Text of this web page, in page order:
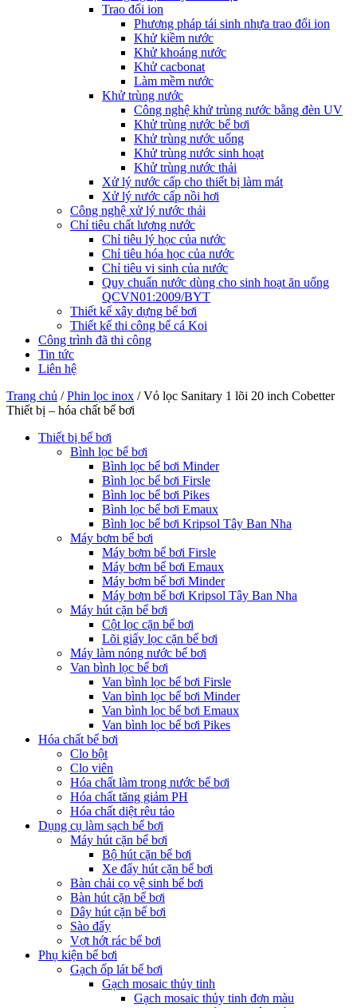
Trao đổi ion
Phương pháp tái sinh nhựa trao đổi ion
Khử kiềm nước
Khử khoáng nước
Khử cacbonat
Làm mềm nước
Khử trùng nước
Công nghệ khử trùng nước bằng đèn UV
Khử trùng nước bể bơi
Khử trùng nước uống
Khử trùng nước sinh hoạt
Khử trùng nước thải
Xử lý nước cấp cho thiết bị làm mát
Xử lý nước cấp nồi hơi
Công nghệ xử lý nước thải
Chỉ tiêu chất lượng nước
Chỉ tiêu lý học của nước
Chỉ tiêu hóa học của nước
Chỉ tiêu vi sinh của nước
Quy chuẩn nước dùng cho sinh hoạt ăn uống
QCVN01:2009/BYT
Thiết kế xây dựng bể bơi
Thiết kế thi công bể cá Koi
Công trình đã thi công
Tin tức
Liên hệ
Trang chủ /Phin lọc inox /Vỏ lọc Sanitary 1 lõi 20 inch Cobetter
Thiết bị – hóa chất bể bơi
Thiết bị bể bơi
Bình lọc bể bơi
Bình lọc bể bơi Minder
Bình lọc bể bơi Firsle
Bình lọc bể bơi Pikes
Bình lọc bể bơi Emaux
Bình lọc bể bơi Kripsol Tây Ban Nha
Máy bơm bể bơi
Máy bơm bể bơi Firsle
Máy bơm bể bơi Emaux
Máy bơm bể bơi Minder
Máy bơm bể bơi Kripsol Tây Ban Nha
Máy hút cặn bể bơi
Cột lọc cặn bể bơi
Lõi giấy lọc cặn bể bơi
Máy làm nóng nước bể bơi
Van bình lọc bể bơi
Van bình lọc bể bơi Firsle
Van bình lọc bể bơi Minder
Van bình lọc bể bơi Emaux
Van bình lọc bể bơi Pikes
Hóa chất bể bơi
Clo bột
Clo viên
Hóa chất làm trong nước bể bơi
Hóa chất tăng giảm PH
Hóa chất diệt rêu tảo
Dụng cụ làm sạch bể bơi
Máy hút cặn bể bơi
Bộ hút cặn bể bơi
Xe đẩy hút cặn bể bơi
Bàn chải cọ vệ sinh bể bơi
Bàn hút cặn bể bơi
Dây hút cặn bể bơi
Sào đẩy
Vợt hớt rác bể bơi
Phụ kiện bể bơi
Gạch ốp lát bể bơi
Gạch mosaic thủy tinh
Gạch mosaic thủy tinh đơn màu